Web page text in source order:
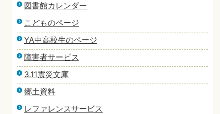
図書館カレンダー
こどものページ
YA中高校生のページ
障害者サービス
3.11震災文庫
郷土資料
レファレンスサービス